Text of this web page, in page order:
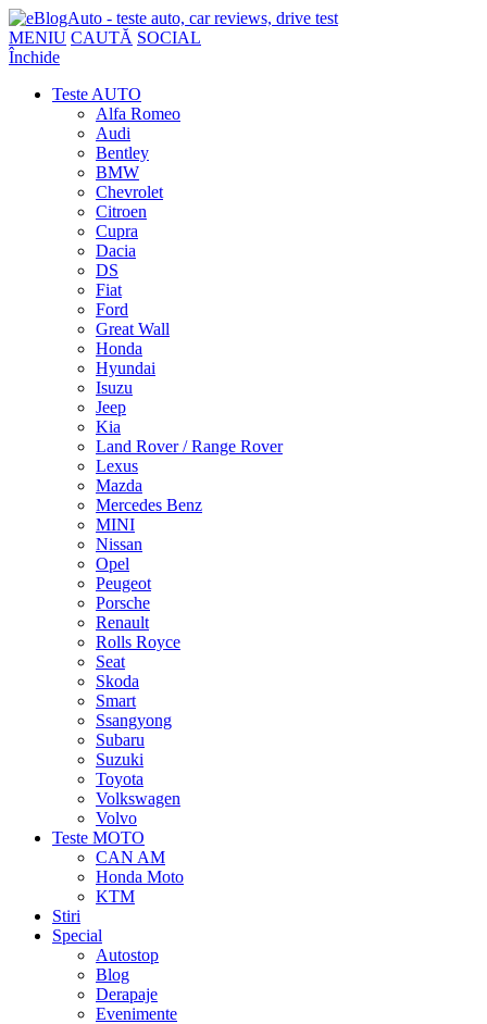
MENIU CAUTĂ SOCIAL
Închide
Teste AUTO
Alfa Romeo
Audi
Bentley
BMW
Chevrolet
Citroen
Cupra
Dacia
DS
Fiat
Ford
Great Wall
Honda
Hyundai
Isuzu
Jeep
Kia
Land Rover / Range Rover
Lexus
Mazda
Mercedes Benz
MINI
Nissan
Opel
Peugeot
Porsche
Renault
Rolls Royce
Seat
Skoda
Smart
Ssangyong
Subaru
Suzuki
Toyota
Volkswagen
Volvo
Teste MOTO
CAN AM
Honda Moto
KTM
Stiri
Special
Autostop
Blog
Derapaje
Evenimente